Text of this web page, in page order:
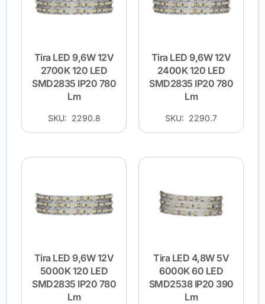
Tira LED 9,6W 12V
2700K 120 LED
SMD2835 IP20 780
Lm
SKU: 2290.8
Tira LED 9,6W 12V
2400K 120 LED
SMD2835 IP20 780
Lm
SKU: 2290.7
Tira LED 9,6W 12V
5000K 120 LED
SMD2835 IP20 780
Lm
Tira LED 4,8W 5V
6000K 60 LED
SMD2538 IP20 390
Lm